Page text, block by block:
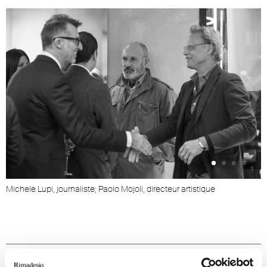
Michele Lupi, journaliste; Paolo Mojoli, directeur artistique